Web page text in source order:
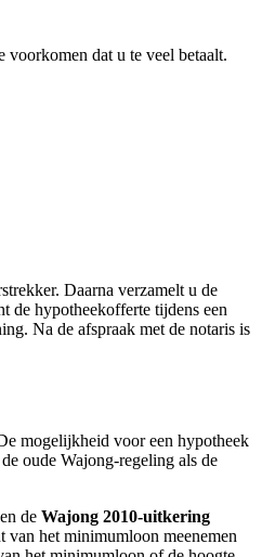
voorkomen dat u te veel betaalt.
Daarna verzamelt u de
de hypotheekofferte tijdens een
Na de afspraak met de notaris is
mogelijkheid voor een hypotheek
oude Wajong-regeling als de
en de Wajong 2010-uitkering
het minimumloon meenemen